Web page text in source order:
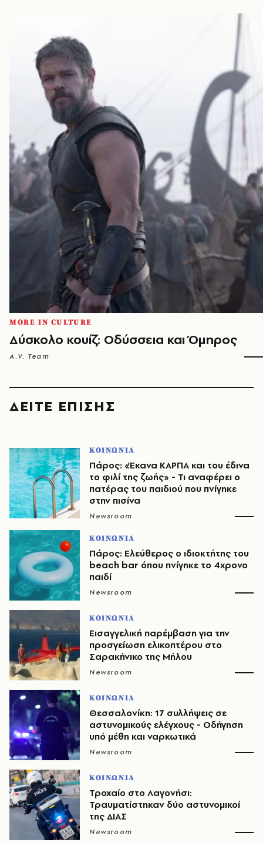
MORE IN CULTURE
Δύσκολο κουίζ: Οδύσσεια και Όμηρος
A.V. Team
ΔΕΙΤΕ ΕΠΙΣΗΣ
ΚΟΙΝΩΝΙΑ
Πάρος: «Έκανα ΚΑΡΠΑ και του έδινα
το φιλί της ζωής» - Τι αναφέρει ο
πατέρας του παιδιού που πνίγηκε
στην πισίνα
Newsroom
ΚΟΙΝΩΝΙΑ
Πάρος: Ελεύθερος ο ιδιοκτήτης του
beach bar όπου πνίγηκε το 4χρονο
παιδί
Newsroom
ΚΟΙΝΩΝΙΑ
Εισαγγελική παρέμβαση για την
προσγείωση ελικοπτέρου στο
Σαρακήνικο της Μήλου
Newsroom
ΚΟΙΝΩΝΙΑ
Θεσσαλονίκη: 17 συλλήψεις σε
αστυνομικούς ελέγχους - Οδήγηση
υπό μέθη και ναρκωτικά
Newsroom
ΚΟΙΝΩΝΙΑ
Τροχαίο στο Λαγονήσι:
Τραυματίστηκαν δύο αστυνομικοί
της ΔΙΑΣ
Newsroom